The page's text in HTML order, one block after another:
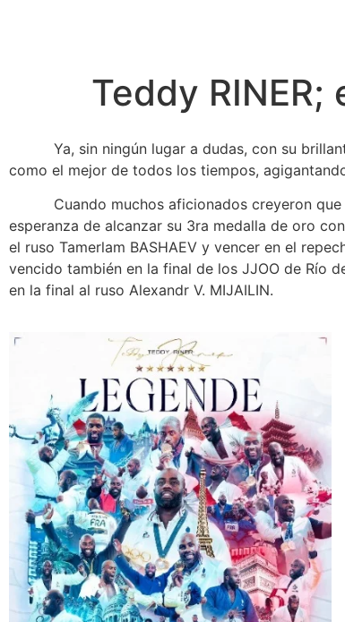
Teddy
Ya, sin ningún lugar a dudas, con su brillante
como el mejor de todos los tiempos,
Cuando muchos aficionados creyeron que
esperanza de alcanzar su 3ra medalla de oro
el ruso Tamerlam BASHAEV y vencer en el
vencido también en la final de los JJOO de Río
en la final al ruso Alexandr V. MIJAILIN.